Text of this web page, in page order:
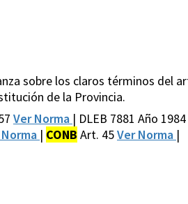
sobre los claros términos del
de la Provincia.
Ver Norma | DLEB 7881 Año
| CONB Art. 45Ver Norma |